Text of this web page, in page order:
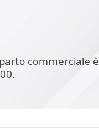
commerciale è